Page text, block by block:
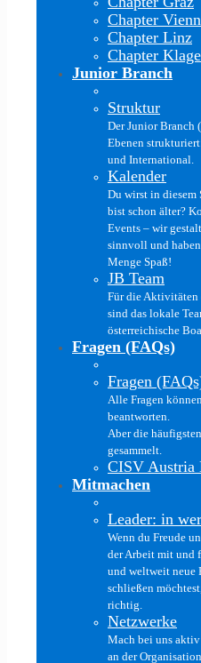
Chapter
Chapter Linz
Chapter
Junior Branch
Struktur
Der Junior Branch
Ebenen
und International.
Kalender
Du wirst in diesem
bist schon älter?
Events – wir
sinnvoll und
Menge Spaß!
JB Team
Für die Aktivitäten
sind das lokale
österreichische
Fragen (FAQs)
Fragen
Alle Fragen
beantworten.
Aber die
gesammelt.
CISV Austria
Mitmachen
Leader: in
Wenn du Freude
der Arbeit mit und
und weltweit neue
schließen
richtig.
Netzwerke
Mach bei uns
an der